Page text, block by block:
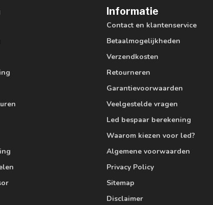
Informatie
Contact en klantenservice
Betaalmogelijkheden
Verzendkosten
Retourneren
Garantievoorwaarden
Veelgestelde vragen
Led bespaar berekening
Waarom kiezen voor led?
Algemene voorwaarden
Privacy Policy
Sitemap
Disclaimer